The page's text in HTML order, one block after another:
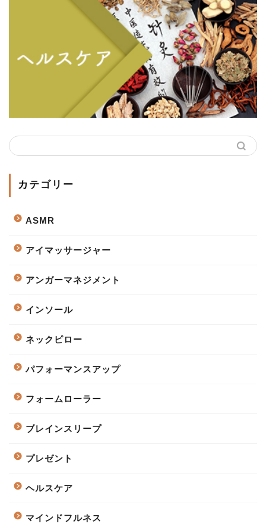
カテゴリー
ASMR
アイマッサージャー
アンガーマネジメント
インソール
ネックピロー
パフォーマンスアップ
フォームローラー
ブレインスリープ
プレゼント
ヘルスケア
マインドフルネス